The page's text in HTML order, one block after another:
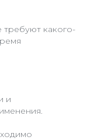
требуют какого-
и